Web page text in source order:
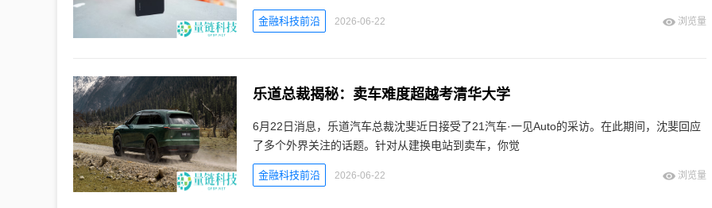
金融科技前沿 2026-06-22 浏览量
乐道总裁揭秘：卖车难度超越考清华大学
6月22日消息，乐道汽车总裁沈斐近日接受了21汽车·一见Auto的采访。在此期间，沈斐回应
了多个外界关注的话题。针对从建换电站到卖车，你觉
金融科技前沿 2026-06-22 浏览量